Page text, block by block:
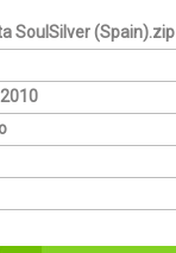
SoulSilver (Spain).zip
2010